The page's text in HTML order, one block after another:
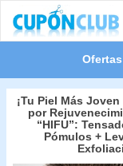
¡Tu Piel Más
por
“HIFU”:
Pómulos +